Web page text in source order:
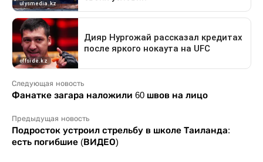
Следующая новость
Фанатке загара наложили 60 швов на лицо
Предыдущая новость
Подросток устроил стрельбу в школе Таиланда:
есть погибшие (ВИДЕО)